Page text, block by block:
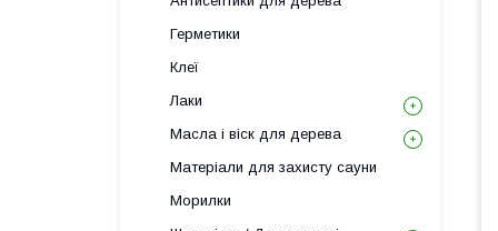
Герметики
Клеї
Лаки
Масла і віск для дерева
Матеріали для захисту сауни
Морилки